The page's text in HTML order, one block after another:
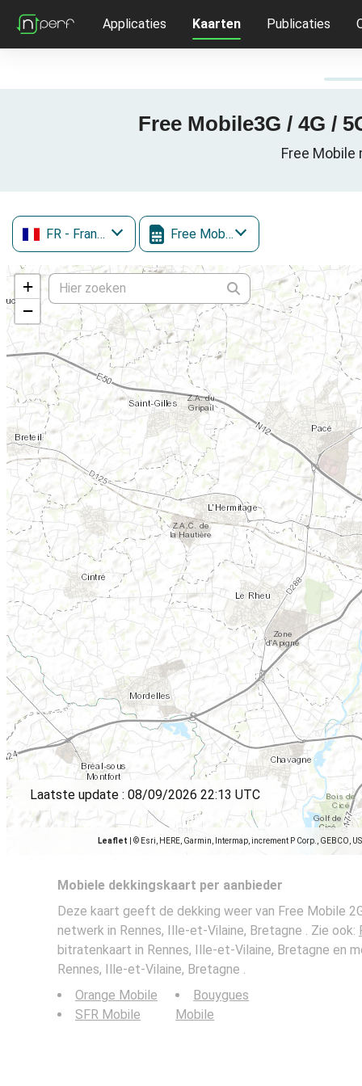
Applicaties Kaarten Publicaties
Free Mobile3G / 4G /
Free Mobile
FR - Frankrijk Free Mobile
+
−
Leaflet © Esri, HERE, Garmin, Intermap, increment P Corp., GEBCO,
Laatste update : 08/09/2026 22:13 UTC
Mobiele dekkingskaart per aanbieder
Deze kaart geeft de dekking weer van Free Mobile
netwerk in Rennes, Ille-et-Vilaine, Bretagne . Zie ook:
bitratenkaart in Rennes, Ille-et-Vilaine, Bretagne en
Rennes, Ille-et-Vilaine, Bretagne .
Orange Mobile
SFR Mobile
Bouygues
Mobile